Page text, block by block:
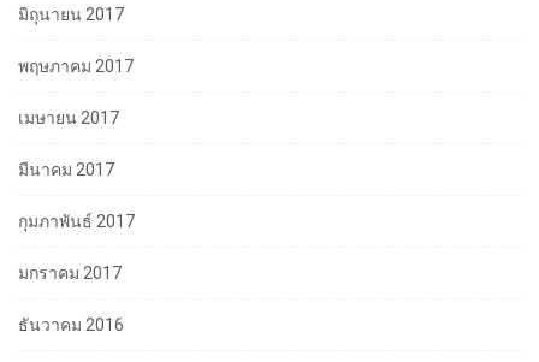
มิถุนายน 2017
พฤษภาคม 2017
เมษายน 2017
มีนาคม 2017
กุมภาพันธ์ 2017
มกราคม 2017
ธันวาคม 2016